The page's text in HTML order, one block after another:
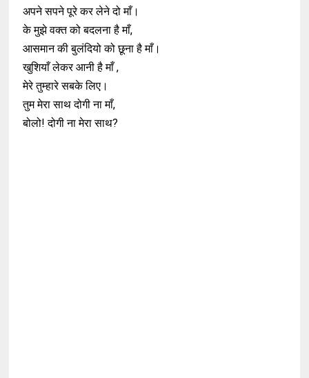
अपने सपने पूरे कर लेने दो माँ।
के मुझे वक्त को बदलना है माँ,
आसमान की बुलंदियो को छूना है माँ।
खुशियाँ लेकर आनी है माँ ,
मेरे तुम्हारे सबके लिए।
तुम मेरा साथ दोगी ना माँ,
बोलो! दोगी ना मेरा साथ?